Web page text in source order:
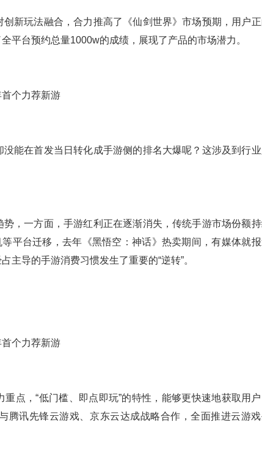
新玩法融合，合力推高了《仙剑世界》市场预期，用户正
平台预约总量1000w的成绩，展现了产品的市场潜力。
能在首发当日转化成手游侧的排名大爆呢？这涉及到行
，一方面，手游红利正在逐渐消失，传统手游市场份额
平台迁移，去年《黑悟空：神话》热卖期间，有媒体就
主导的手游消费习惯发生了重要的“逆转”。
点，“低门槛、即点即玩”的特性，能够更快速地获取用户
腾讯先锋云游戏、京东云达成战略合作，全面推进云游